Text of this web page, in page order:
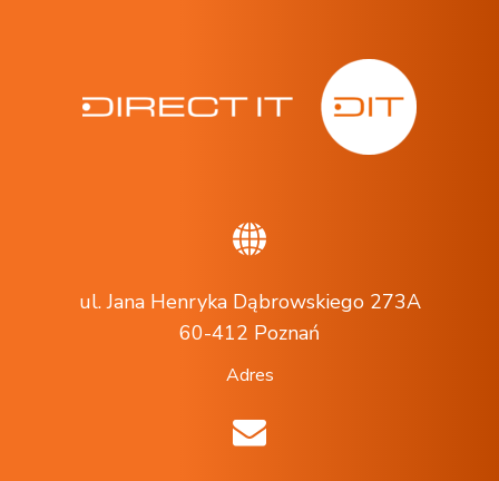
ul. Jana Henryka Dąbrowskiego 273A
60-412 Poznań
Adres